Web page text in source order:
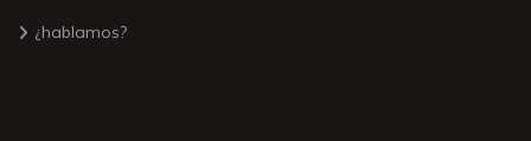
¿hablamos?